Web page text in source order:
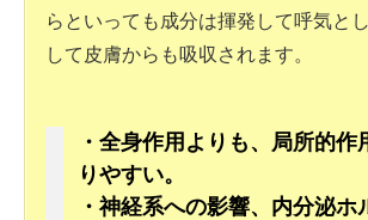
らといっても成分は揮発して呼気と
して皮膚からも吸収されます。
・全身作用よりも、局所的作
りやすい。
・神経系への影響、内分泌ホ